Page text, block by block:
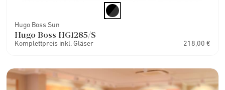
Hugo Boss Sun
Hugo Boss HG1285/S
Komplettpreis inkl. Gläser 218,00 €